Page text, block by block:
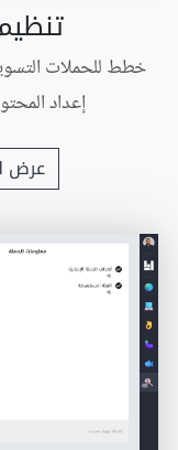
خطط للحملات
إعداد
عرض